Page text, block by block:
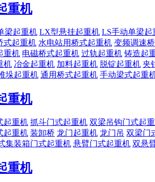
重机
梁起重机 LX型悬挂起重机 LS手动单梁起
式起重机 水电站用桥式起重机 变频调速
重机 电磁桥式起重机 过轨起重机 铸造起
机 冶金起重机 加料起重机 脱锭起重机 夹
垛起重机 通用桥式起重机 手动梁式起重
重机
起重机 抓斗门式起重机 双梁吊钩门式起
起重机 装卸桥 龙门起重机 龙门吊 双梁门
集装箱门式起重机 悬臂门式起重机 双悬
重机